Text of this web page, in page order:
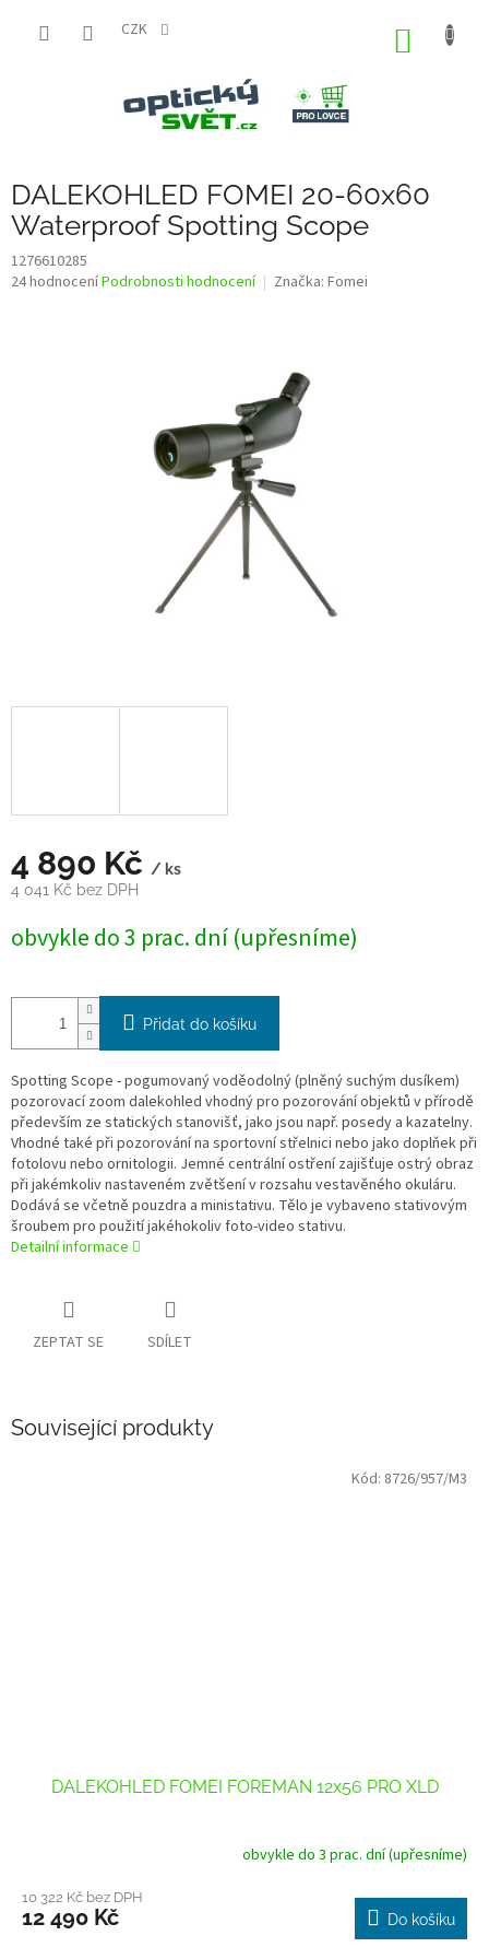
CZK
DALEKOHLED FOMEI 20-60x60
Waterproof Spotting Scope
1276610285
Průměrné
24 hodnoceníPodrobnosti hodnocení Značka: Fomei
4 890 Kč / ks
4 041 Kč bez DPH
cena:
obvykle do 3 prac. dní (upřesníme)
Přidat do košíku
Spotting Scope - pogumovaný voděodolný (plněný suchým dusíkem)
pozorovací zoom dalekohled vhodný pro pozorování objektů v přírodě
především ze statických stanovišť, jako jsou např. posedy a kazatelny.
Vhodné také při pozorování na sportovní střelnici nebo jako doplňek při
fotolovu nebo ornitologii. Jemné centrální ostření zajišťuje ostrý obraz
při jakémkoliv nastaveném zvětšení v rozsahu vestavěného okuláru.
Dodává se včetně pouzdra a ministativu. Tělo je vybaveno stativovým
šroubem pro použití jakéhokoliv foto-video stativu.
Detailní informace
ZEPTAT SE SDÍLET
Související produkty
DALEKOHLED FOMEI FOREMAN 12x56 PRO XLD
obvykle do 3 prac. dní (upřesníme)
10 322 Kč bez DPH
12 490 Kč Do košíku
Kód: 8726/957/M3